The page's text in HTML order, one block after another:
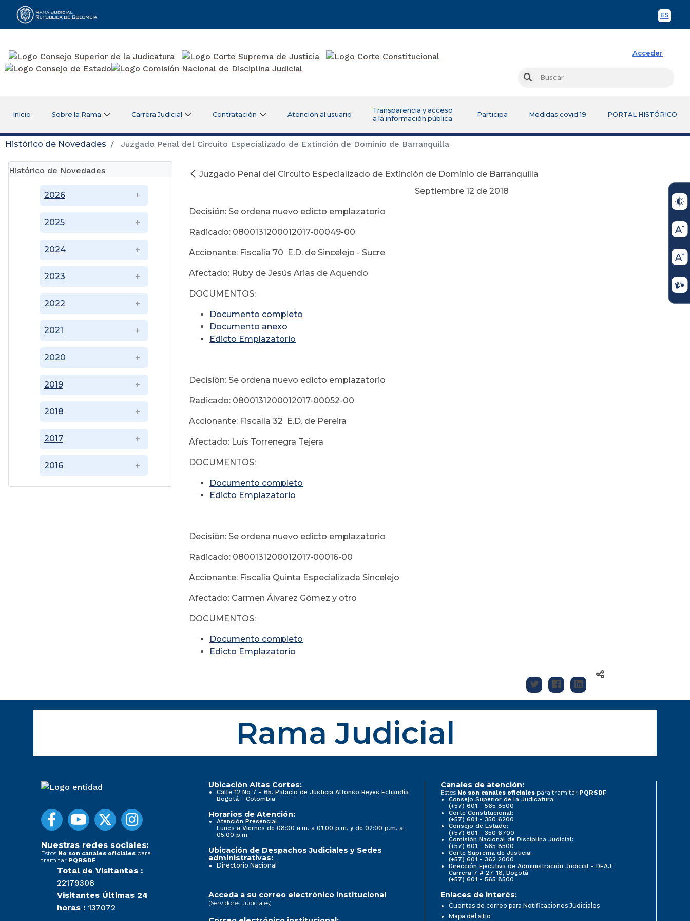
ES
Rama Judicial
Acceder
Buscar
Inicio Sobre la Rama Carrera Judicial Contratación Atención al usuario
Transparencia y acceso
a la información pública
Participa Medidas covid 19 PORTAL HISTÓRICO
Histórico de Novedades Juzgado Penal del Circuito Especializado de Extinción de Dominio de Barranquilla
Histórico de Novedades
2016
2017
2018
2019
2020
2021
2022
2023
2024
2025
2026
Juzgado Penal del Circuito Especializado de Extinción de Dominio de Barranquilla
Septiembre 12 de 2018
Decisión: Se ordena nuevo edicto emplazatorio
Radicado: 0800131200012017-00049-00
Accionante: Fiscalía 70 E.D. de Sincelejo - Sucre
Afectado: Ruby de Jesús Arias de Aquendo
DOCUMENTOS:
Documento completo
Documento anexo
Edicto Emplazatorio
Decisión: Se ordena nuevo edicto emplazatorio
Radicado: 0800131200012017-00052-00
Accionante: Fiscalía 32 E.D. de Pereira
Afectado: Luís Torrenegra Tejera
DOCUMENTOS:
Documento completo
Edicto Emplazatorio
Decisión: Se ordena nuevo edicto emplazatorio
Radicado: 0800131200012017-00016-00
Accionante: Fiscalía Quinta Especializada Sincelejo
Afectado: Carmen Álvarez Gómez y otro
DOCUMENTOS:
Documento completo
Edicto Emplazatorio
Rama Judicial
Nuestras redes sociales:
Estos No son canales oficiales para
tramitar PQRSDF
Total de Visitantes :
22179308
Visitantes Últimas 24
horas : 137072
Ubicación Altas Cortes:
Calle 12 No 7 - 65, Palacio de Justicia Alfonso Reyes Echandía
Bogotá - Colombia
Horarios de Atención:
Atención Presencial:
Lunes a Viernes de 08:00 a.m. a 01:00 p.m. y de 02:00 p.m. a
05:00 p.m.
Ubicación de Despachos Judiciales y Sedes
administrativas:
Directorio Nacional
Canales de atención:
Estos No son canales oficiales para tramitar PQRSDF
Consejo Superior de la Judicatura:
(+57) 601 - 565 8500
Corte Constitucional:
(+57) 601 - 350 6200
Consejo de Estado:
(+57) 601 - 350 6700
Comisión Nacional de Disciplina Judicial:
(+57) 601 - 565 8500
Corte Suprema de Justicia:
(+57) 601 - 362 2000
Dirección Ejecutiva de Administración Judicial - DEAJ:
Carrera 7 # 27-18, Bogotá
(+57) 601 - 565 8500
Acceda a su correo electrónico institucional
(Servidores Judiciales)
Enlaces de interés:
Cuentas de correo para Notificaciones Judiciales
Mapa del sitio